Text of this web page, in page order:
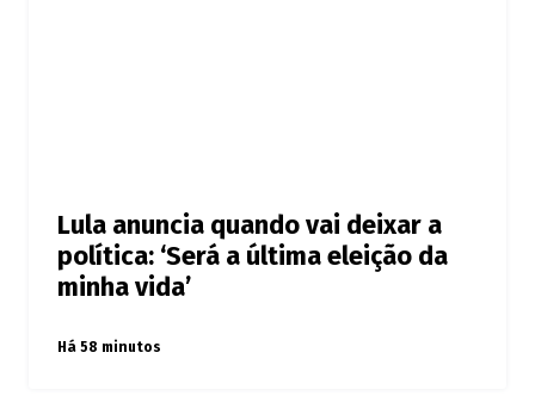
Lula anuncia quando vai deixar a
política: ‘Será a última eleição da
minha vida’
Há 58 minutos